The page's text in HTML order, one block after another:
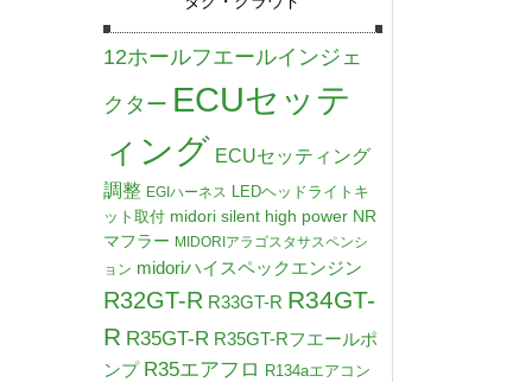
12ホールフエールインジェ
クター ECUセッテ
ィング ECUセッティング
調整 EGIハーネス LEDヘッドライトキ
ット取付 midori silent high power NR
マフラー MIDORIアラゴスタサスペンシ
ョン midoriハイスペックエンジン
R32GT-R R33GT-R R34GT-
R R35GT-R R35GT-Rフエールポ
ンプ R35エアフロ R134aエアコン